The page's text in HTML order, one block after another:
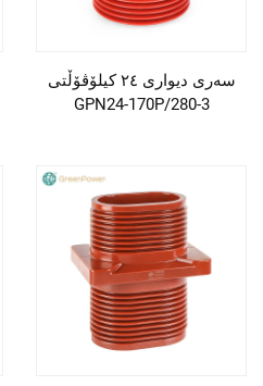
سەری دیواری ٢٤ کیلۆڤۆڵتی
GPN24-170P/280-3